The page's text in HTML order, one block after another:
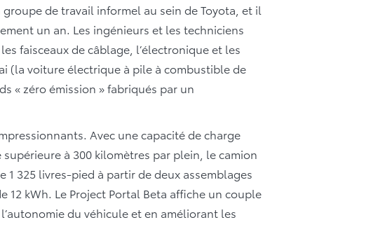
de travail informel au sein de Toyota, et il
un an. Les ingénieurs et les techniciens
faisceaux de câblage, l’électronique et les
(la voiture électrique à pile à combustible de
« zéro émission » fabriqués par un
Avec une capacité de charge
à 300 kilomètres par plein, le camion
325 livres-pied à partir de deux assemblages
12 kWh. Le Project Portal Beta affiche un couple
du véhicule et en améliorant les